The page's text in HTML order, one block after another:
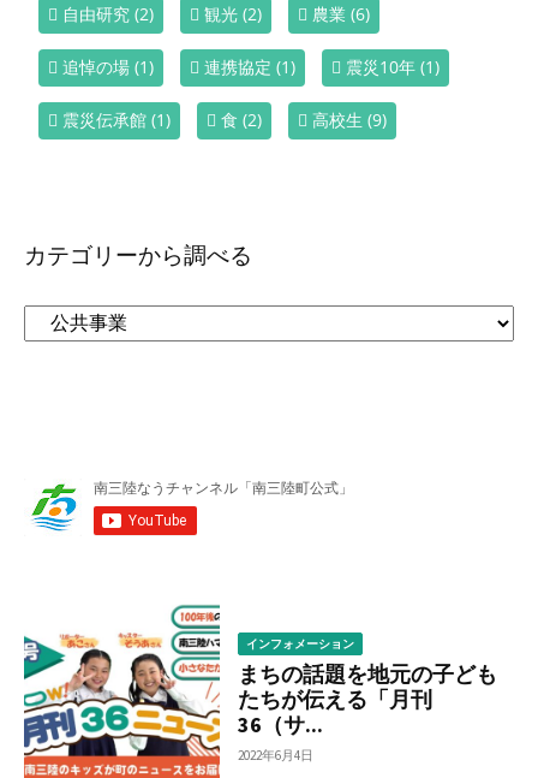
自由研究 (2) 観光 (2) 農業 (6)
追悼の場 (1) 連携協定 (1) 震災10年 (1)
震災伝承館 (1) 食 (2) 高校生 (9)
カテゴリーから調べる
カ
テ
ら
調
インフォメーション
まちの話題を地元の子ども
たちが伝える「月刊
36（サ...
2022年6月4日